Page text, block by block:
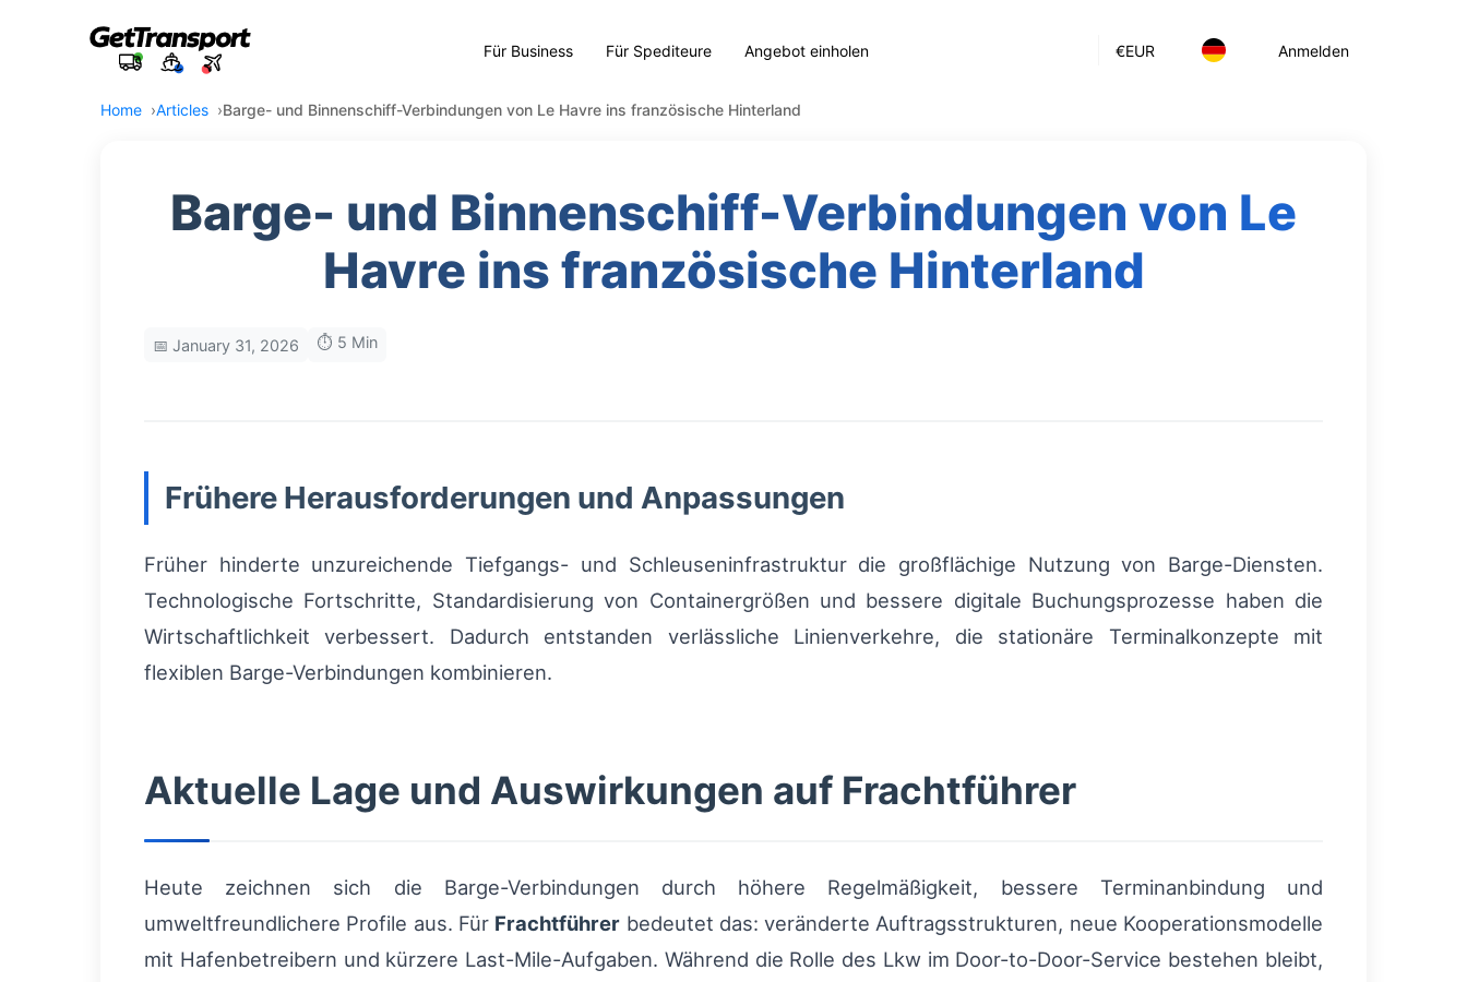
€EUR Anmelden
Für Business Für Spediteure Angebot einholen
Home Articles Barge- und Binnenschiff-Verbindungen von Le Havre ins französische Hinterland
Barge- und Binnenschiff-Verbindungen von Le
Havre ins französische Hinterland
📅 January 31, 2026 ⏱️ 5 Min
Frühere Herausforderungen und Anpassungen
Früher hinderte unzureichende Tiefgangs- und Schleuseninfrastruktur die großflächige Nutzung von Barge-Diensten.
Technologische Fortschritte, Standardisierung von Containergrößen und bessere digitale Buchungsprozesse haben die
Wirtschaftlichkeit verbessert. Dadurch entstanden verlässliche Linienverkehre, die stationäre Terminalkonzepte mit
flexiblen Barge-Verbindungen kombinieren.
Aktuelle Lage und Auswirkungen auf Frachtführer
Heute zeichnen sich die Barge-Verbindungen durch höhere Regelmäßigkeit, bessere Terminanbindung und
umweltfreundlichere Profile aus. Für Frachtführer bedeutet das: veränderte Auftragsstrukturen, neue Kooperationsmodelle
mit Hafenbetreibern und kürzere Last-Mile-Aufgaben. Während die Rolle des Lkw im Door-to-Door-Service bestehen bleibt,